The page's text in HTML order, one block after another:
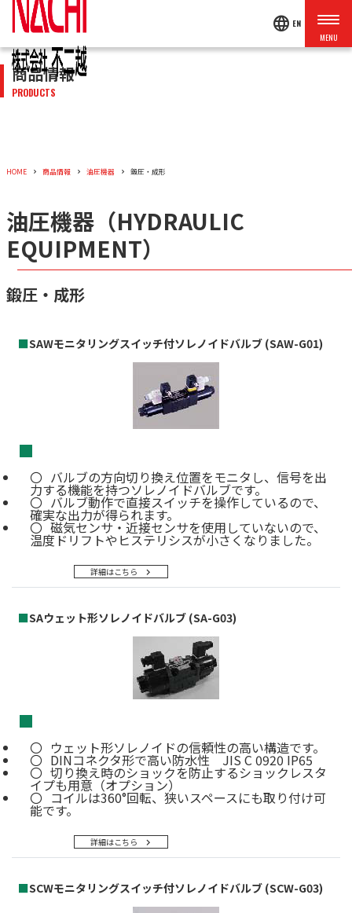
language EN
商品情報
PRODUCTS
HOME 商品情報 油圧機器 鍛圧・成形
油圧機器（HYDRAULIC
EQUIPMENT）
鍛圧・成形
■SAWモニタリングスイッチ付ソレノイドバルブ (SAW-G01)
詳細はこちら
■
バルブの方向切り換え位置をモニタし、信号を出
力する機能を持つソレノイドバルブです。
バルブ動作で直接スイッチを操作しているので、
確実な出力が得られます。
磁気センサ・近接センサを使用していないので、
温度ドリフトやヒステリシスが小さくなりました。
■SAウェット形ソレノイドバルブ (SA-G03)
詳細はこちら
■
ウェット形ソレノイドの信頼性の高い構造です。
DINコネクタ形で高い防水性 JIS C 0920 IP65
切り換え時のショックを防止するショックレスタ
イプも用意（オプション）
コイルは360°回転、狭いスペースにも取り付け可
能です。
■SCWモニタリングスイッチ付ソレノイドバルブ (SCW-G03)